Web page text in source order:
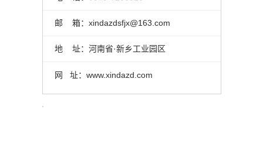
邮 箱：xindazdsfjx@163.com
地 址：河南省·新乡工业园区
网 址：www.xindazd.com